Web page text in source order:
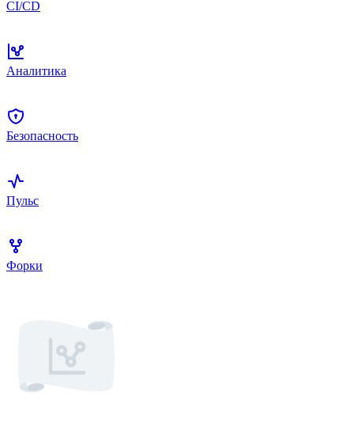
CI/CD
Аналитика
Безопасность
Пульс
Форки